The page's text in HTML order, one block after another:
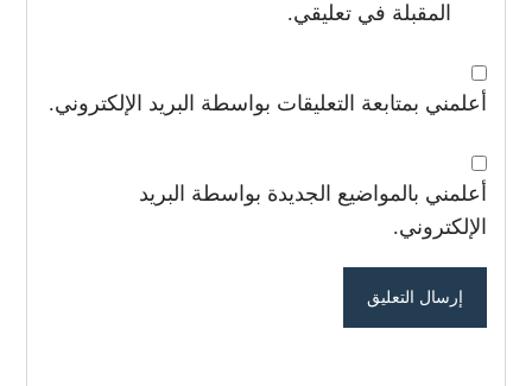
المقبلة في تعليقي.
أعلمني بمتابعة التعليقات بواسطة البريد الإلكتروني.
أعلمني بالمواضيع الجديدة بواسطة البريد
الإلكتروني.